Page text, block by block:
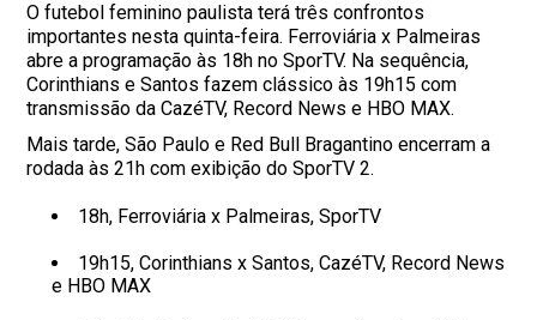
O futebol feminino paulista terá três confrontos
importantes nesta quinta-feira. Ferroviária x Palmeiras
abre a programação às 18h no SporTV. Na sequência,
Corinthians e Santos fazem clássico às 19h15 com
transmissão da CazéTV, Record News e HBO MAX.
Mais tarde, São Paulo e Red Bull Bragantino encerram a
rodada às 21h com exibição do SporTV 2.
18h, Ferroviária x Palmeiras, SporTV
19h15, Corinthians x Santos, CazéTV, Record News
e HBO MAX